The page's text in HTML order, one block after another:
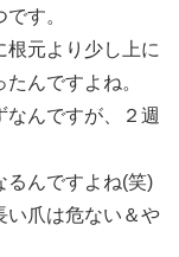
す。
根元より少し上に
んですよね。
んですが、２週
るんですよね(笑)
い爪は危ない＆や